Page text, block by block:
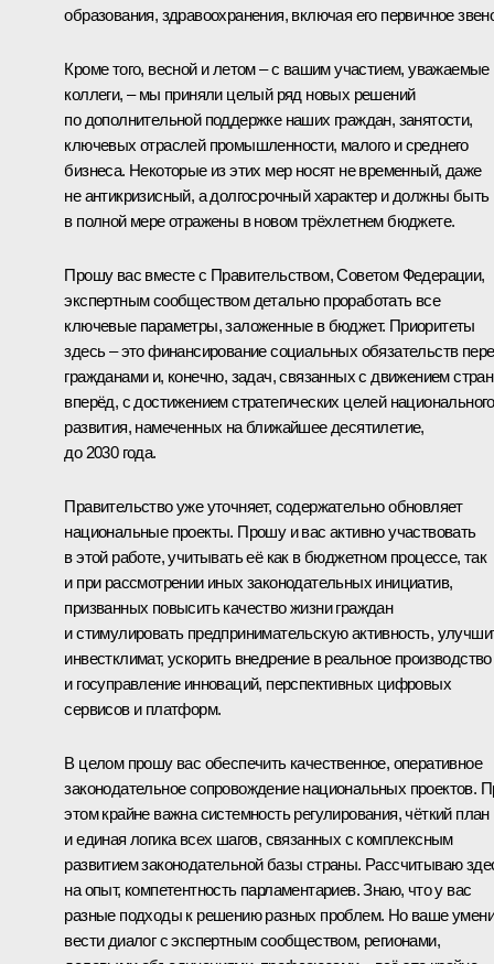
образования, здравоохранения, включая его первичное
Кроме того, весной и летом – с вашим участием, уважаемые
коллеги, – мы приняли целый ряд новых решений
по дополнительной поддержке наших граждан, занятости,
ключевых отраслей промышленности, малого и среднего
бизнеса. Некоторые из этих мер носят не временный, даже
не антикризисный, а долгосрочный характер и должны быть
в полной мере отражены в новом трёхлетнем бюджете.
Прошу вас вместе с Правительством, Советом Федерации,
экспертным сообществом детально проработать все
ключевые параметры, заложенные в бюджет. Приоритеты
здесь – это финансирование социальных обязательств
гражданами и, конечно, задач, связанных с движением
вперёд, с достижением стратегических целей национального
развития, намеченных на ближайшее десятилетие,
до 2030 года.
Правительство уже уточняет, содержательно обновляет
национальные проекты. Прошу и вас активно участвовать
в этой работе, учитывать её как в бюджетном процессе, так
и при рассмотрении иных законодательных инициатив,
призванных повысить качество жизни граждан
и стимулировать предпринимательскую активность,
инвестклимат, ускорить внедрение в реальное производство
и госуправление инноваций, перспективных цифровых
сервисов и платформ.
В целом прошу вас обеспечить качественное, оперативное
законодательное сопровождение национальных проектов.
этом крайне важна системность регулирования, чёткий план
и единая логика всех шагов, связанных с комплексным
развитием законодательной базы страны. Рассчитываю
на опыт, компетентность парламентариев. Знаю, что у вас
разные подходы к решению разных проблем. Но ваше
вести диалог с экспертным сообществом, регионами,